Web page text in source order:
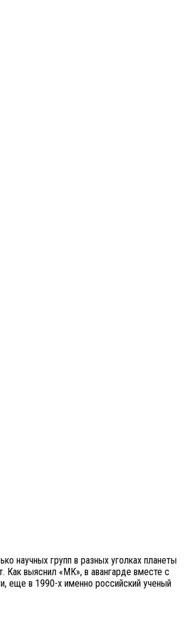
научных групп в разных уголках планеты
Как выяснил «МК», в авангарде вместе с
еще в 1990-х именно российский ученый